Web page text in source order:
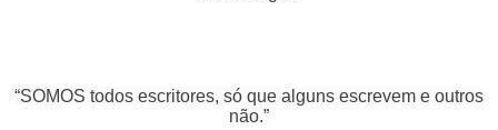
“SOMOS todos escritores, só que alguns escrevem e outros
não.”